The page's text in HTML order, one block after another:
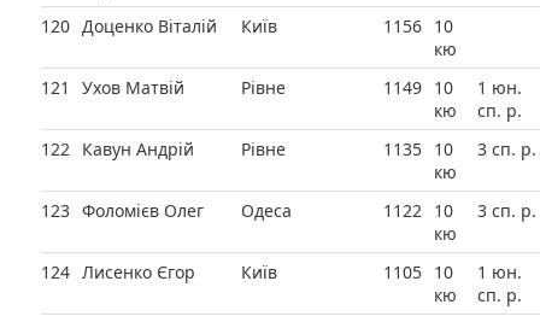
120 Доценко Віталій Київ 1156 10
кю
121
Ухов Матвій Рівне 1149 10
кю
1 юн.
сп. р.
122 Кавун Андрій Рівне 1135 10
кю
3 сп. р.
123 Фоломієв Олег Одеса 1122 10
кю
3 сп. р.
124 Лисенко Єгор Київ 1105 10
кю
1 юн.
сп. р.